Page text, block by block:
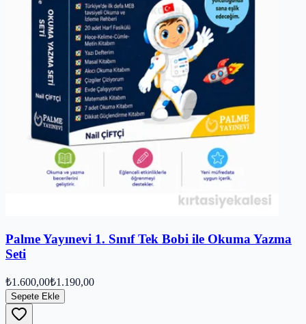
Palme Yayınevi 1. Sınıf Tek Bobi ile Okuma Yazma
Seti
₺1.600,00₺1.190,00
Sepete Ekle